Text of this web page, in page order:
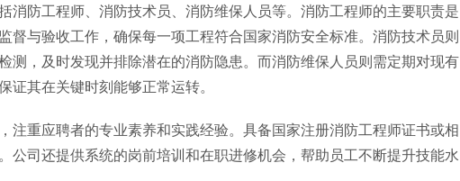
消防工程师、消防技术员、消防维保人员等。消防工程师的主要职责是
督与验收工作，确保每一项工程符合国家消防安全标准。消防技术员则
测，及时发现并排除潜在的消防隐患。而消防维保人员则需定期对现有
证其在关键时刻能够正常运转。
注重应聘者的专业素养和实践经验。具备国家注册消防工程师证书或相
公司还提供系统的岗前培训和在职进修机会，帮助员工不断提升技能水